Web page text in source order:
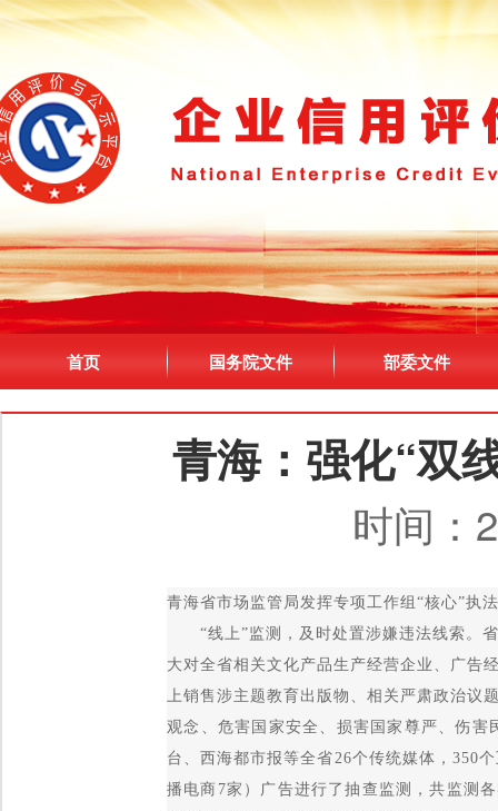
首页 国务院文件 部委文件
青海：强化“双
时间：
青海省市场监管局发挥专项工作组“核心”执
“线上”监测，及时处置涉嫌违法线索。省
大对全省相关文化产品生产经营企业、广告
上销售涉主题教育出版物、相关严肃政治议
观念、危害国家安全、损害国家尊严、伤
台、西海都市报等全省26个传统媒体，350
播电商7家）广告进行了抽查监测，共监测